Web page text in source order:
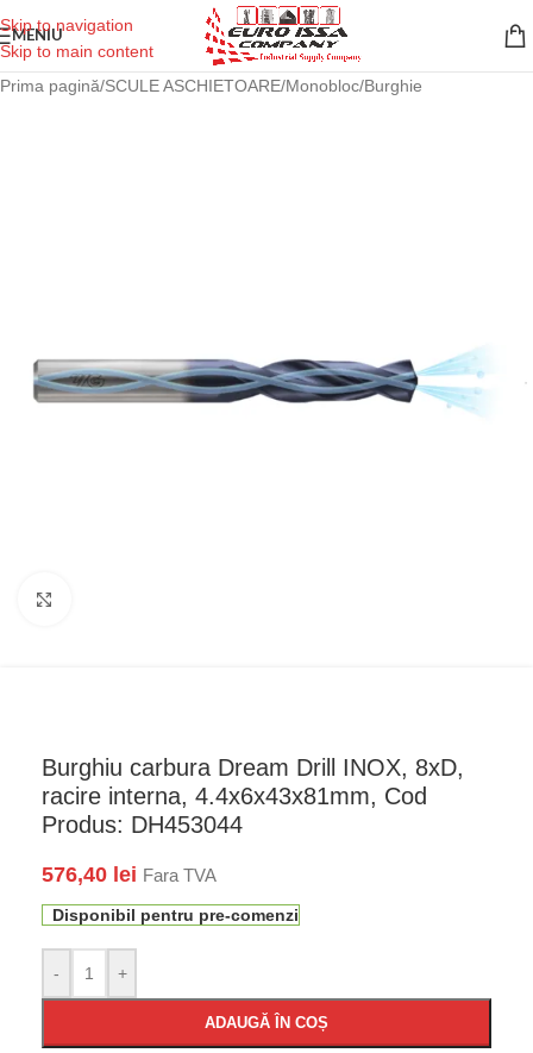
Skip to navigation
Skip to main content
MENIU
Prima pagină/SCULE ASCHIETOARE/Monobloc/Burghie
Burghiu carbura Dream Drill INOX, 8xD,
racire interna, 4.4x6x43x81mm, Cod
Produs: DH453044
576,40 lei Fara TVA
Disponibil pentru pre-comenzi
- +
ADAUGĂ ÎN COȘ